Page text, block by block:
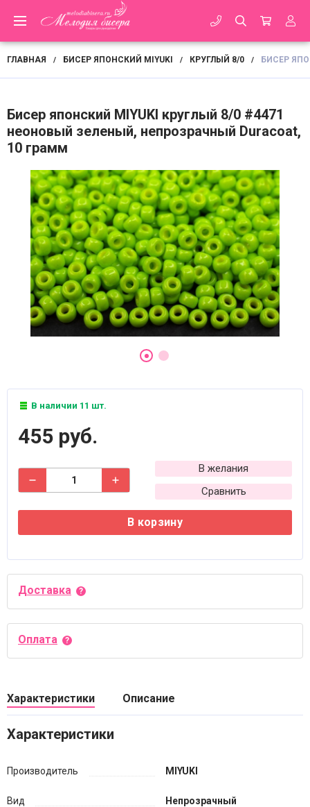
ГЛАВНАЯ / БИСЕР ЯПОНСКИЙ MIYUKI / КРУГЛЫЙ 8/0 / БИСЕР
Бисер японский MIYUKI круглый 8/0 #4471
неоновый зеленый, непрозрачный Duracoat,
10 грамм
В наличии 11 шт.
455 руб.
В желания
Сравнить
В корзину
Доставка
Оплата
Характеристики Описание
Характеристики
Производитель MIYUKI
Вид Непрозрачный